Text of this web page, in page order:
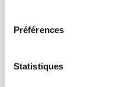
Préférences
Statistiques